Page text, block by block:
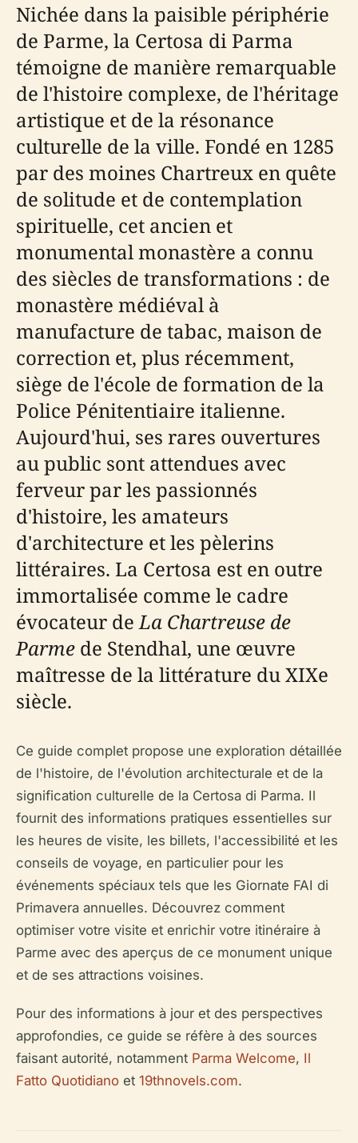
Nichée dans la paisible périphérie
de Parme, la Certosa di Parma
témoigne de manière remarquable
de l'histoire complexe, de l'héritage
artistique et de la résonance
culturelle de la ville. Fondé en 1285
par des moines Chartreux en quête
de solitude et de contemplation
spirituelle, cet ancien et
monumental monastère a connu
des siècles de transformations : de
monastère médiéval à
manufacture de tabac, maison de
correction et, plus récemment,
siège de l'école de formation de la
Police Pénitentiaire italienne.
Aujourd'hui, ses rares ouvertures
au public sont attendues avec
ferveur par les passionnés
d'histoire, les amateurs
d'architecture et les pèlerins
littéraires. La Certosa est en outre
immortalisée comme le cadre
évocateur deLa Chartreuse de
Parme de Stendhal, une œuvre
maîtresse de la littérature du XIXe
siècle.
Ce guide complet propose une exploration détaillée
de l'histoire, de l'évolution architecturale et de la
signification culturelle de la Certosa di Parma. Il
fournit des informations pratiques essentielles sur
les heures de visite, les billets, l'accessibilité et les
conseils de voyage, en particulier pour les
événements spéciaux tels que les Giornate FAI di
Primavera annuelles. Découvrez comment
optimiser votre visite et enrichir votre itinéraire à
Parme avec des aperçus de ce monument unique
et de ses attractions voisines.
Pour des informations à jour et des perspectives
approfondies, ce guide se réfère à des sources
faisant autorité, notamment Parma Welcome, Il
Fatto Quotidiano et 19thnovels.com.